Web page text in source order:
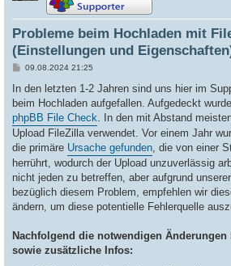
Probleme beim Hochladen mit
(Einstellungen und
B
r
a
g
09.08.2024 21:25
In den letzten 1-2 Jahren sind uns hier im
beim Hochladen aufgefallen. Aufgedeckt
phpBB File Check. In den mit Abstand
Upload FileZilla verwendet. Vor einem Jahr
die primäre Ursache gefunden, die von einer
herrührt, wodurch der Upload unzuverlässig
nicht jeden zu betreffen, aber aufgrund
bezüglich diesem Problem, empfehlen wir
ändern, um diese potentielle Fehlerquelle
Nachfolgend die notwendigen
sowie zusätzliche Infos: